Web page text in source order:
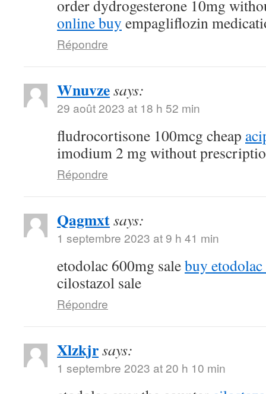
order dydrogesterone 10mg
online buy empagliflozin
Répondre
Wnuvzesays:
29 août 2023 at 18 h 52 min
fludrocortisone 100mcg cheap
imodium 2 mg without
Répondre
Qagmxtsays:
1 septembre 2023 at 9 h 41 min
etodolac 600mg salebuy
cilostazol sale
Répondre
Xlzkjrsays:
1 septembre 2023 at 20 h 10 min